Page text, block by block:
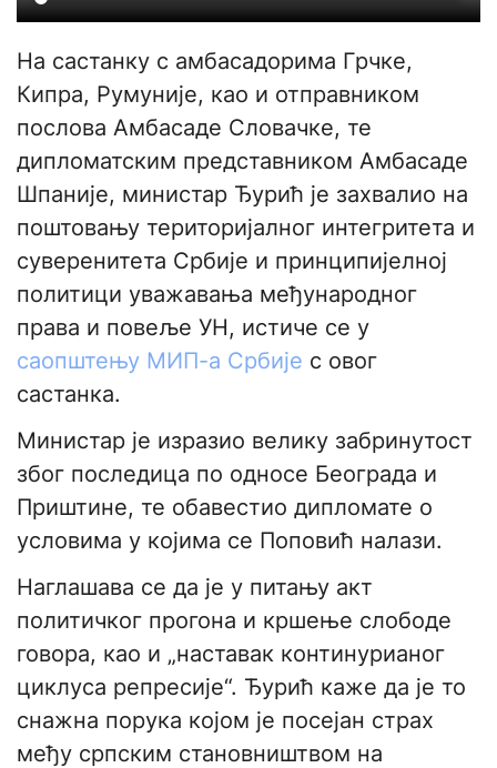
На састанку с амбасадорима Грчке,
Кипра, Румуније, као и отправником
послова Амбасаде Словачке, те
дипломатским представником Амбасаде
Шпаније, министар Ђурић је захвалио на
поштовању територијалног интегритета и
суверенитета Србије и принципијелној
политици уважавања међународног
права и повеље УН, истиче се у
саопштењу МИП-а Србије с овог
састанка.
Министар је изразио велику забринутост
због последица по односе Београда и
Приштине, те обавестио дипломате о
условима у којима се Поповић налази.
Наглашава се да је у питању акт
политичког прогона и кршење слободе
говора, као и „наставак континурианог
циклуса репресије“. Ђурић каже да је то
снажна порука којом је посејан страх
међу српским становништвом на